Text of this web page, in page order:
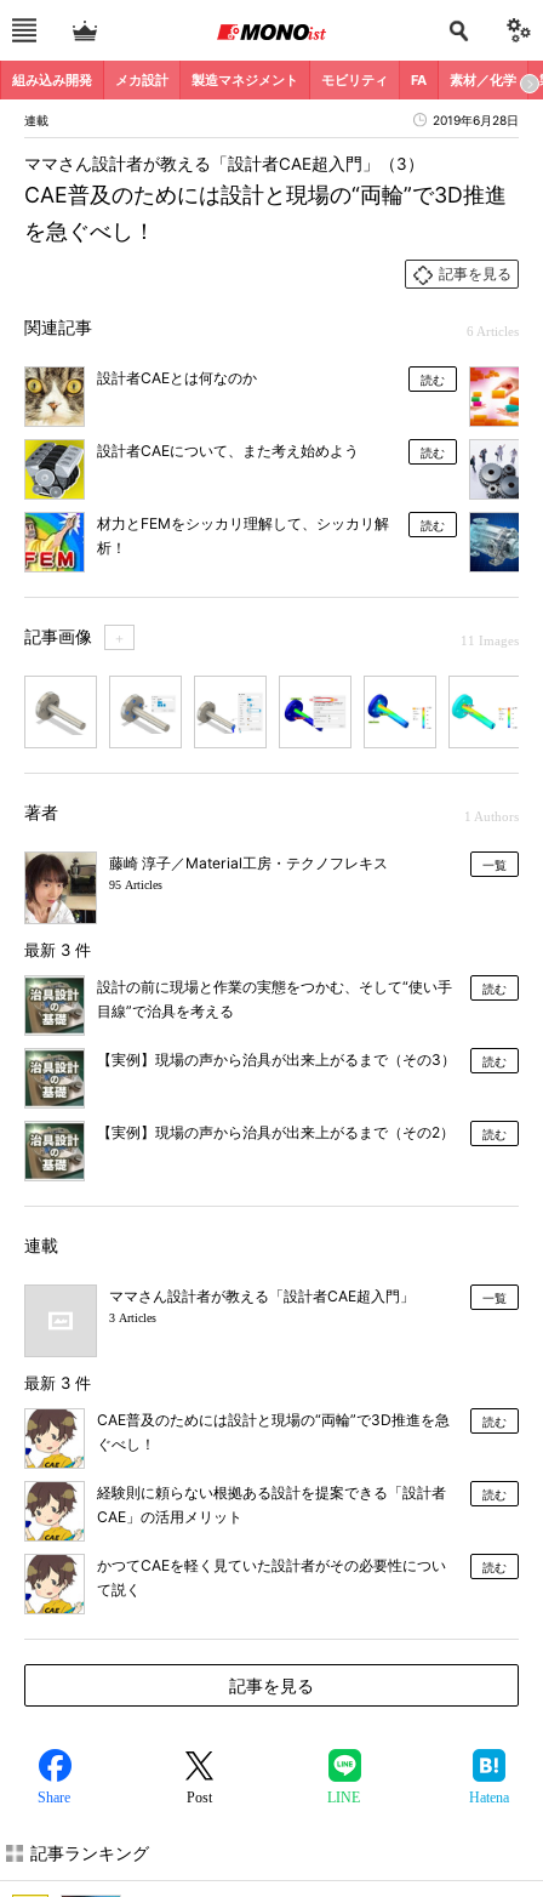
組み込み開発 メカ設計 製造マネジメント モビリティ FA 素材／化学
連載 2019年6月28日
CAE普及のためには設計と現場の“両輪”で3D推進
を急ぐべし！
ママさん設計者が教える「設計者CAE超入門」（3）
記事を見る
関連記事 6 Articles
設計者CAEとは何なのか 読む
設計者CAEについて、また考え始めよう 読む
材力とFEMをシッカリ理解して、シッカリ解
析！
読む
記事画像 ＋ 11 Images
著者 1 Authors
藤崎 淳子／Material工房・テクノフレキス
95 Articles
一覧
最新 3 件
設計の前に現場と作業の実態をつかむ、そして“使い手
目線”で治具を考える
読む
【実例】現場の声から治具が出来上がるまで（その3） 読む
【実例】現場の声から治具が出来上がるまで（その2） 読む
連載
ママさん設計者が教える「設計者CAE超入門」
3 Articles
一覧
最新 3 件
CAE普及のためには設計と現場の“両輪”で3D推進を急
ぐべし！
読む
経験則に頼らない根拠ある設計を提案できる「設計者
CAE」の活用メリット
読む
かつてCAEを軽く見ていた設計者がその必要性につい
て説く
読む
記事を見る
Share Post LINE Hatena
記事ランキング